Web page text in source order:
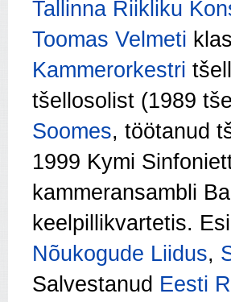
Tallinna Riikliku
Toomas Velmeti
Kammerorkestri
tšellosolist (1989
Soomes, töötanud
1999 Kymi
kammeransambli
keelpillikvartetis.
Nõukogude Liidus,
Salvestanud Eesti